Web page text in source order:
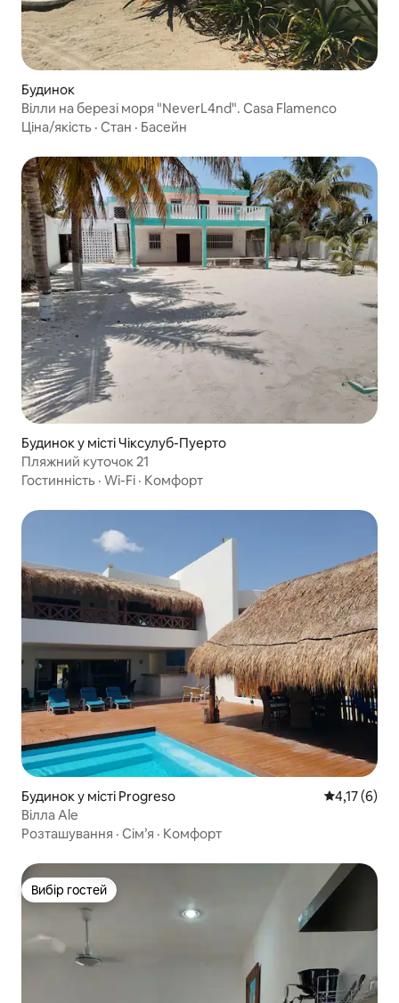
Будинок
Вілли на березі моря "NeverL4nd". Casa Flamenco
Ціна/якість · Стан · Басейн
Будинок у місті Чіксулуб-Пуерто
Пляжний куточок 21
Гостинність · Wi-Fi · Комфорт
Будинок у місті Progreso Середня
4,17 (6)
Вілла Ale
Розташування · Сім’я · Комфорт
Вибір гостей
Вибір гостей